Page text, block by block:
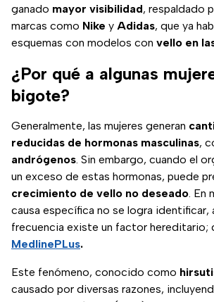
ganado mayor visibilidad, respaldado
marcas como Nike y Adidas, que ya
esquemas con modelos con vello en
¿Por qué a algunas
bigote?
Generalmente, las mujeres generan
reducidas de hormonas masculinas,
andrógenos. Sin embargo, cuando el
un exceso de estas hormonas, puede
crecimiento de vello no deseado. En
causa específica no se logra identificar,
frecuencia existe un factor hereditario;
MedlinePLus.
Este fenómeno, conocido como
causado por diversas razones,